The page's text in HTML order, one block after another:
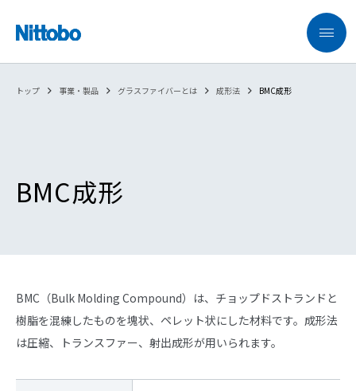
トップ 事業・製品 グラスファイバーとは 成形法 BMC成形
BMC成形
BMC（Bulk Molding Compound）は、チョップドストランドと
樹脂を混練したものを塊状、ペレット状にした材料です。成形法
は圧縮、トランスファー、射出成形が用いられます。